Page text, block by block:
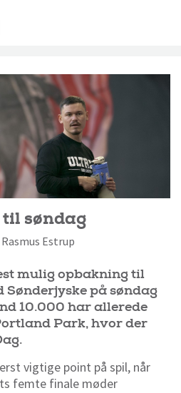
søndag
Estrup
mulig opbakning til
Sønderjyske på søndag
10.000 har allerede
Park, hvor der
vigtige point på spil, når
femte finale møder